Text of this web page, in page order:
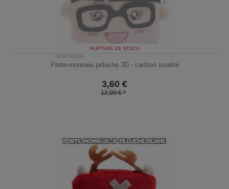
RUPTURE DE STOCK
Porte-monnaie peluche 3D - cartoon lunette
3,60 €
12,00 € *